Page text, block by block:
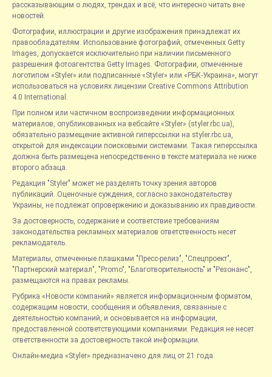
рассказывающим о людях, трендах и всё, что интересно читать вне
новостей.
Фотографии, иллюстрации и другие изображения принадлежат их
правообладателям. Использование фотографий, отмеченных Getty
Images, допускается исключительно при наличии письменного
разрешения фотоагентства Getty Images. Фотографии, отмеченные
логотипом «Styler» или подписанные «Styler» или «РБК-Украина», могут
использоваться на условиях лицензии Creative Commons Attribution
4.0 International.
При полном или частичном воспроизведении информационных
материалов, опубликованных на вебсайте «Styler» (styler.rbc.ua),
обязательно размещение активной гиперссылки на styler.rbc.ua,
открытой для индексации поисковыми системами. Такая гиперссылка
должна быть размещена непосредственно в тексте материала не ниже
второго абзаца.
Редакция "Styler" может не разделять точку зрения авторов
публикаций. Оценочные суждения, согласно законодательству
Украины, не подлежат опровержению и доказыванию их правдивости.
За достоверность, содержание и соответствие требованиям
законодательства рекламных материалов ответственность несет
рекламодатель.
Материалы, отмеченные плашками "Пресс-релиз", "Спецпроект",
"Партнерский материал", "Promo", "Благотворительность" и "Резонанс",
размещаются на правах рекламы.
Рубрика «Новости компаний» является информационным форматом,
содержащим новости, сообщения и объявления, связанные с
деятельностью компаний, и основывается на информации,
предоставленной соответствующими компаниями. Редакция не несет
ответственности за достоверность такой информации.
Онлайн-медиа «Styler» предназначено для лиц от 21 года.